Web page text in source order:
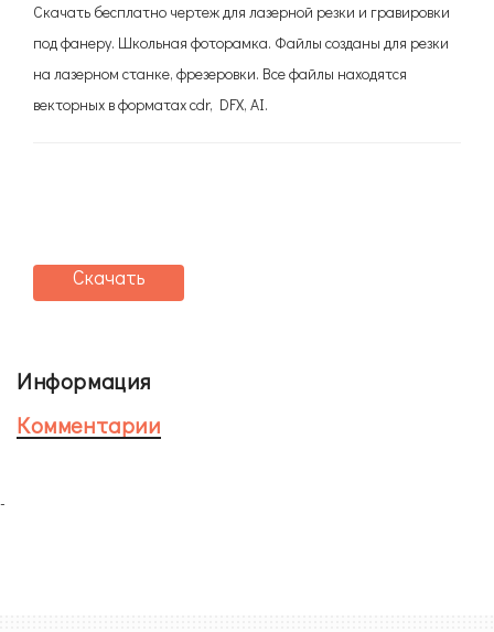
Скачать бесплатно чертеж для лазерной резки и гравировки
под фанеру. Школьная фоторамка. Файлы созданы для резки
на лазерном станке, фрезеровки. Все файлы находятся
векторных в форматах cdr, DFX, AI.
Скачать
Информация
Комментарии
-